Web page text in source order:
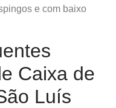
e com baixo
Caixa de
Luís